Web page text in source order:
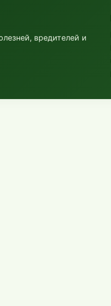
вредителей и